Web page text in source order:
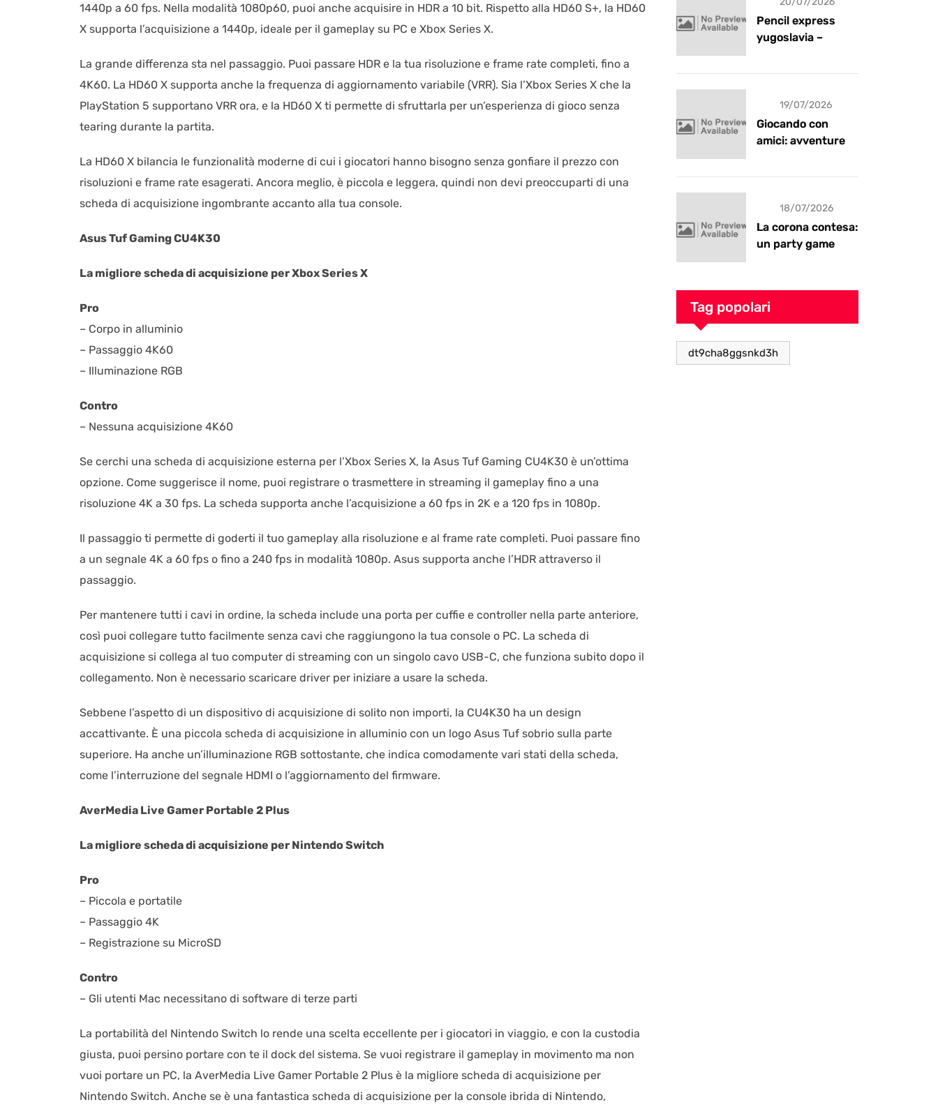
1440p a 60 fps. Nella modalità 1080p60, puoi anche acquisire in HDR a 10 bit. Rispetto alla HD60 S+, la HD60
X supporta l’acquisizione a 1440p, ideale per il gameplay su PC e Xbox Series X.
La grande differenza sta nel passaggio. Puoi passare HDR e la tua risoluzione e frame rate completi, fino a
4K60. La HD60 X supporta anche la frequenza di aggiornamento variabile (VRR). Sia l’Xbox Series X che la
PlayStation 5 supportano VRR ora, e la HD60 X ti permette di sfruttarla per un’esperienza di gioco senza
tearing durante la partita.
La HD60 X bilancia le funzionalità moderne di cui i giocatori hanno bisogno senza gonfiare il prezzo con
risoluzioni e frame rate esagerati. Ancora meglio, è piccola e leggera, quindi non devi preoccuparti di una
scheda di acquisizione ingombrante accanto alla tua console.
Asus Tuf Gaming CU4K30
La migliore scheda di acquisizione per Xbox Series X
Pro
– Corpo in alluminio
– Passaggio 4K60
– Illuminazione RGB
Contro
– Nessuna acquisizione 4K60
Se cerchi una scheda di acquisizione esterna per l’Xbox Series X, la Asus Tuf Gaming CU4K30 è un’ottima
opzione. Come suggerisce il nome, puoi registrare o trasmettere in streaming il gameplay fino a una
risoluzione 4K a 30 fps. La scheda supporta anche l’acquisizione a 60 fps in 2K e a 120 fps in 1080p.
Il passaggio ti permette di goderti il tuo gameplay alla risoluzione e al frame rate completi. Puoi passare fino
a un segnale 4K a 60 fps o fino a 240 fps in modalità 1080p. Asus supporta anche l’HDR attraverso il
passaggio.
Per mantenere tutti i cavi in ordine, la scheda include una porta per cuffie e controller nella parte anteriore,
così puoi collegare tutto facilmente senza cavi che raggiungono la tua console o PC. La scheda di
acquisizione si collega al tuo computer di streaming con un singolo cavo USB-C, che funziona subito dopo il
collegamento. Non è necessario scaricare driver per iniziare a usare la scheda.
Sebbene l’aspetto di un dispositivo di acquisizione di solito non importi, la CU4K30 ha un design
accattivante. È una piccola scheda di acquisizione in alluminio con un logo Asus Tuf sobrio sulla parte
superiore. Ha anche un’illuminazione RGB sottostante, che indica comodamente vari stati della scheda,
come l’interruzione del segnale HDMI o l’aggiornamento del firmware.
AverMedia Live Gamer Portable 2 Plus
La migliore scheda di acquisizione per Nintendo Switch
Pro
– Piccola e portatile
– Passaggio 4K
– Registrazione su MicroSD
Contro
– Gli utenti Mac necessitano di software di terze parti
La portabilità del Nintendo Switch lo rende una scelta eccellente per i giocatori in viaggio, e con la custodia
giusta, puoi persino portare con te il dock del sistema. Se vuoi registrare il gameplay in movimento ma non
vuoi portare un PC, la AverMedia Live Gamer Portable 2 Plus è la migliore scheda di acquisizione per
Nintendo Switch. Anche se è una fantastica scheda di acquisizione per la console ibrida di Nintendo,
Pencil express
yugoslavia –
19/07/2026
Giocando con
amici: avventure e
18/07/2026
La corona contesa:
un party game
Tag popolari
dt9cha8ggsnkd3h